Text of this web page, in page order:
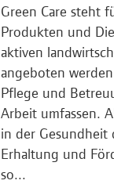
Green Care steht
Produkten und
aktiven
angeboten
Pflege und
Arbeit umfassen.
in der Gesundheit
Erhaltung und
so...